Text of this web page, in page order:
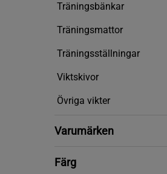
Träningsbänkar
Träningsmattor
Träningsställningar
Viktskivor
Övriga vikter
VarumärkenVarumärken
FärgFärg